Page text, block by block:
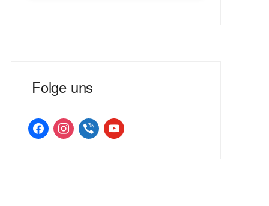
Folge uns
facebookinstagramviber youtube